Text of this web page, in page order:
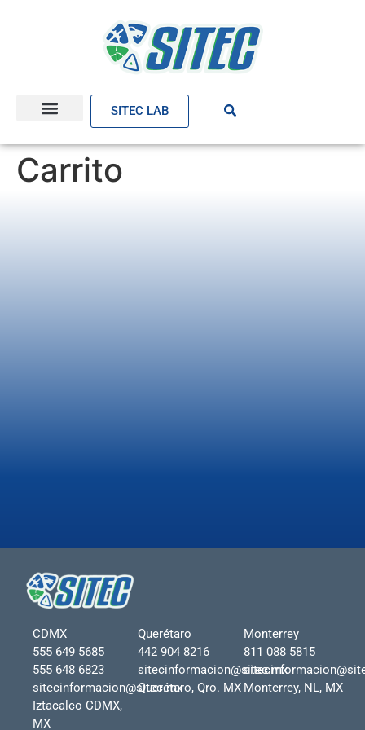
SITEC LAB
Carrito
CDMX
555 649 5685
555 648 6823
sitecinformacion@sitec.mx
Iztacalco CDMX,
MX
Querétaro
442 904 8216
sitecinformacion@sitec.mx
Querétaro, Qro. MX
Monterrey
811 088 5815
Monterrey, NL, MX